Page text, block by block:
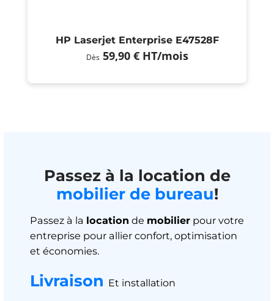
HP Laserjet Enterprise E47528F
Dès 59,90 € HT/mois
Passez à la location de
mobilier de bureau!
Passez à la location de mobilier pour votre
entreprise pour allier confort, optimisation
et économies.
Livraison Et installation